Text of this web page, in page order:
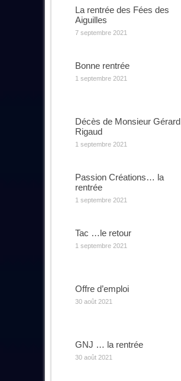
La rentrée des Fées des
Aiguilles
7 septembre 2021
Bonne rentrée
1 septembre 2021
Décès de Monsieur Gérard
Rigaud
1 septembre 2021
Passion Créations… la
rentrée
1 septembre 2021
Tac …le retour
1 septembre 2021
Offre d’emploi
30 août 2021
GNJ … la rentrée
30 août 2021